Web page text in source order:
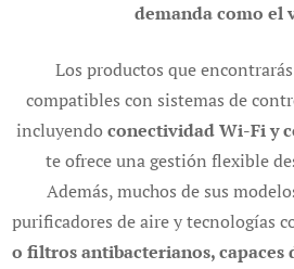
demanda como el
Los productos que
compatibles con sistemas de
incluyendo conectividad Wi-Fi y
te ofrece una gestión flexible
Además, muchos de sus
purificadores de aire y tecnologías
o filtros antibacterianos, capaces